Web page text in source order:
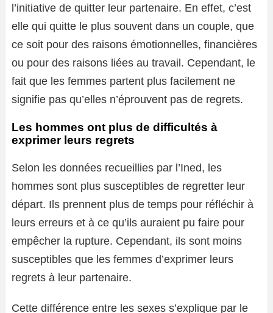
l’initiative de quitter leur partenaire. En effet, c’est
elle qui quitte le plus souvent dans un couple, que
ce soit pour des raisons émotionnelles, financières
ou pour des raisons liées au travail. Cependant, le
fait que les femmes partent plus facilement ne
signifie pas qu’elles n’éprouvent pas de regrets.
Les hommes ont plus de difficultés à
exprimer leurs regrets
Selon les données recueillies par l’Ined, les
hommes sont plus susceptibles de regretter leur
départ. Ils prennent plus de temps pour réfléchir à
leurs erreurs et à ce qu’ils auraient pu faire pour
empêcher la rupture. Cependant, ils sont moins
susceptibles que les femmes d’exprimer leurs
regrets à leur partenaire.
Cette différence entre les sexes s’explique par le